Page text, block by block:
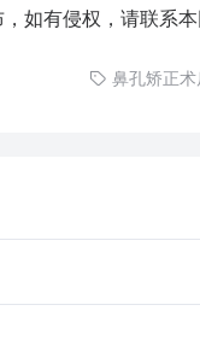
有侵权，请联系本
鼻孔矫正